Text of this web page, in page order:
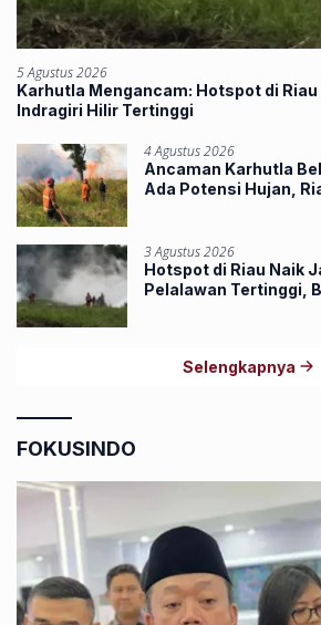
5 Agustus 2026
Karhutla Mengancam: Hotspot di Riau
Indragiri Hilir Tertinggi
4 Agustus 2026
Ancaman Karhutla
Ada Potensi Hujan,
3 Agustus 2026
Hotspot di Riau Naik
Pelalawan Tertinggi,
Selengkapnya
FOKUSINDO